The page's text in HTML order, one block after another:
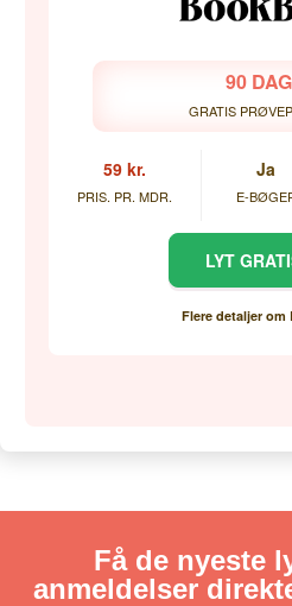
90
GRATIS
59 kr.
PRIS. PR. MDR.
Ja
E-
LYT
Flere detaljer om
Få de nyeste
anmeldelser